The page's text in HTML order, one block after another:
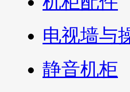
电视墙与
静音机柜